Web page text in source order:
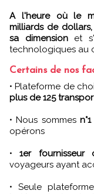
A l'heure où le
milliards de
sa dimension et
technologiques au
Certains de nos
• Plateforme de
plus de 125
• Nous sommes
opérons
•1er fournisseur
voyageurs ayant
• Seule plateforme